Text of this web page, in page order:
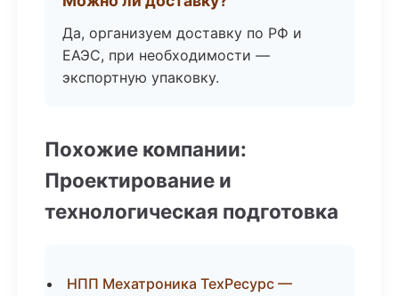
Да, организуем доставку по РФ и
ЕАЭС, при необходимости —
экспортную упаковку.
Похожие компании:
Проектирование и
технологическая подготовка
НПП Мехатроника ТехРесурс —